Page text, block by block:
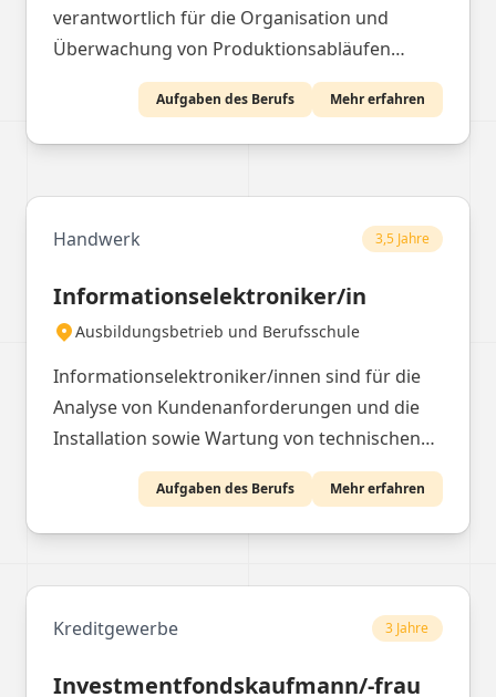
verantwortlich für die Organisation und
Überwachung von Produktionsabläufen
sowie die Instandhaltung und Reparatur von
Maschinen und Anlagen.
Aufgaben des Berufs Mehr erfahren
Handwerk 3,5 Jahre
Informationselektroniker/in
Ausbildungsbetrieb und Berufsschule
Informationselektroniker/innen sind für die
Analyse von Kundenanforderungen und die
Installation sowie Wartung von technischen
Systemen zuständig.
Aufgaben des Berufs Mehr erfahren
Kreditgewerbe 3 Jahre
Investmentfondskaufmann/-frau